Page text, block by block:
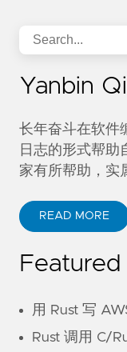
Yanbin
长年奋斗在软件
日志的形式帮助
家有所帮助，实
READ MORE
Featured
用 Rust 写
Rust 调用 C/